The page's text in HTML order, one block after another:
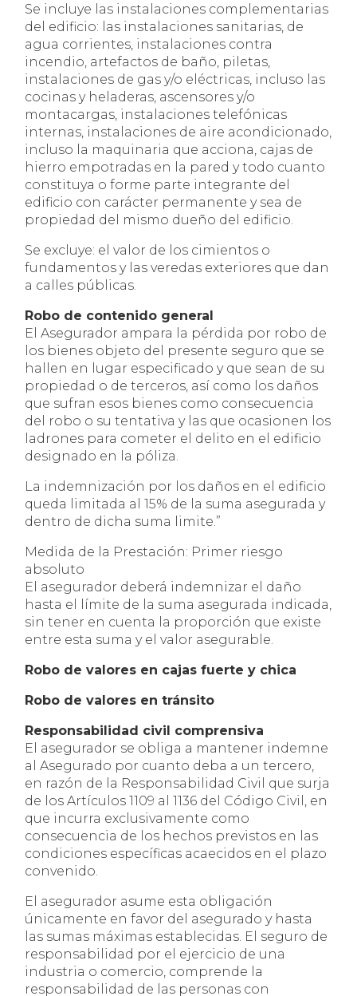
Se incluye las instalaciones complementarias
del edificio: las instalaciones sanitarias, de
agua corrientes, instalaciones contra
incendio, artefactos de baño, piletas,
instalaciones de gas y/o eléctricas, incluso las
cocinas y heladeras, ascensores y/o
montacargas, instalaciones telefónicas
internas, instalaciones de aire acondicionado,
incluso la maquinaria que acciona, cajas de
hierro empotradas en la pared y todo cuanto
constituya o forme parte integrante del
edificio con carácter permanente y sea de
propiedad del mismo dueño del edificio.
Se excluye: el valor de los cimientos o
fundamentos y las veredas exteriores que dan
a calles públicas.
Robo de contenido general
El Asegurador ampara la pérdida por robo de
los bienes objeto del presente seguro que se
hallen en lugar especificado y que sean de su
propiedad o de terceros, así como los daños
que sufran esos bienes como consecuencia
del robo o su tentativa y las que ocasionen los
ladrones para cometer el delito en el edificio
designado en la póliza.
La indemnización por los daños en el edificio
queda limitada al 15% de la suma asegurada y
dentro de dicha suma limite.”
Medida de la Prestación: Primer riesgo
absoluto
El asegurador deberá indemnizar el daño
hasta el límite de la suma asegurada indicada,
sin tener en cuenta la proporción que existe
entre esta suma y el valor asegurable.
Robo de valores en cajas fuerte y chica
Robo de valores en tránsito
Responsabilidad civil comprensiva
El asegurador se obliga a mantener indemne
al Asegurado por cuanto deba a un tercero,
en razón de la Responsabilidad Civil que surja
de los Artículos 1109 al 1136 del Código Civil, en
que incurra exclusivamente como
consecuencia de los hechos previstos en las
condiciones específicas acaecidos en el plazo
convenido.
El asegurador asume esta obligación
únicamente en favor del asegurado y hasta
las sumas máximas establecidas. El seguro de
responsabilidad por el ejercicio de una
industria o comercio, comprende la
responsabilidad de las personas con